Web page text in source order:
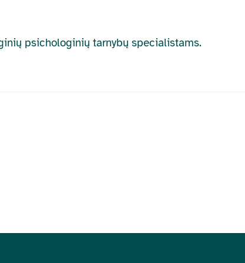
psichologinių tarnybų specialistams.